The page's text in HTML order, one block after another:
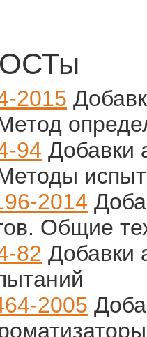
2015
94 Добавки
2014
Общие
82 Добавки
2005